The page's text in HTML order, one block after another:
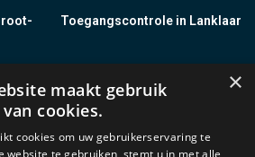
Toegangscontrole in Lanklaar
Toegangscontrole in
Leopoldsburg
×
maakt gebruik
van cookies.
cookies om uw gebruikerservaring te
website te gebruiken, stemt u in met alle